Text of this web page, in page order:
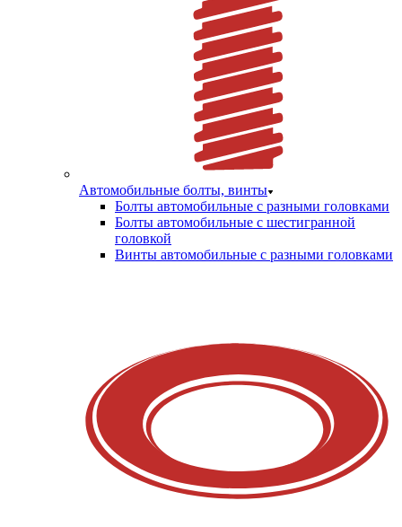
Автомобильные болты, винты
Болты автомобильные с разными головками
Болты автомобильные с шестигранной
головкой
Винты автомобильные с разными головками